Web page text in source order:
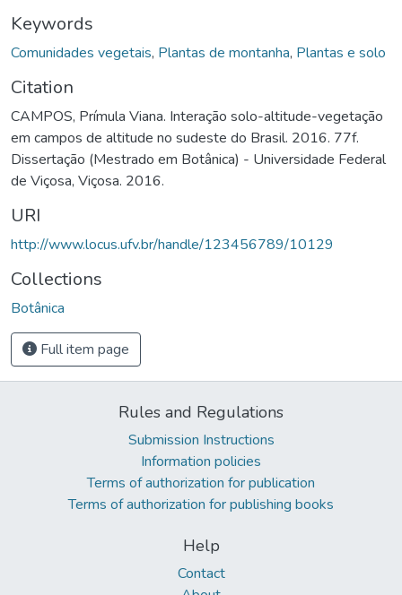
Keywords
Comunidades vegetais, Plantas de montanha, Plantas e solo
Citation
CAMPOS, Prímula Viana. Interação solo-altitude-vegetação
em campos de altitude no sudeste do Brasil. 2016. 77f.
Dissertação (Mestrado em Botânica) - Universidade Federal
de Viçosa, Viçosa. 2016.
URI
http://www.locus.ufv.br/handle/123456789/10129
Collections
Botânica
Full item page
Rules and Regulations
Submission Instructions
Information policies
Terms of authorization for publication
Terms of authorization for publishing books
Help
Contact